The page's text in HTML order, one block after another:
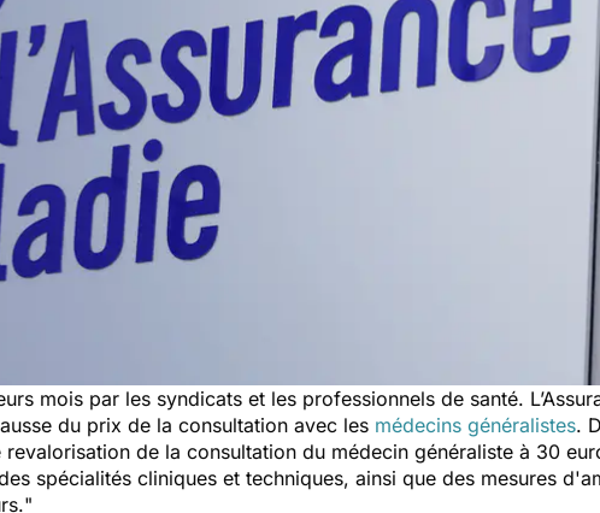
mois par les syndicats et les professionnels de santé.
du prix de la consultation avec les médecins généralistes.
revalorisation de la consultation du médecin généraliste à 30
spécialités cliniques et techniques, ainsi que des mesures
"